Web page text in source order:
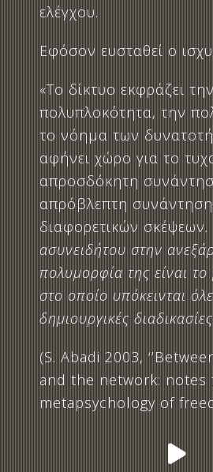
ελέγχου.
Εφόσον ευσταθεί ο
«Το δίκτυο εκφράζει την
πολυπλοκότητα, την
το νόημα των
αφήνει χώρο για το
απροσδόκητη
απρόβλεπτη συνάντηση
διαφορετικών σκέψεων.
ασυνειδήτου στην
πολυμορφία της είναι το
στο οποίο υπόκεινται
δημιουργικές διαδικασίες
(S. Abadi 2003,
and the network: notes
metapsychology of